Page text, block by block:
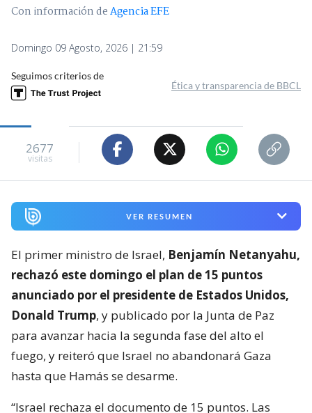
Con información deAgencia EFE
Domingo 09 Agosto, 2026 | 21:59
Seguimos criterios de
Ética y transparencia de BBCL
2677
visitas
VER RESUMEN
El primer ministro de Israel, Benjamín Netanyahu,
rechazó este domingo el plan de 15 puntos
anunciado por el presidente de Estados Unidos,
Donald Trump, y publicado por la Junta de Paz
para avanzar hacia la segunda fase del alto el
fuego, y reiteró que Israel no abandonará Gaza
hasta que Hamás se desarme.
“Israel rechaza el documento de 15 puntos. Las